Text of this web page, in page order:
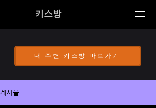
키스방
내 주변 키스방 바로가기
게시물